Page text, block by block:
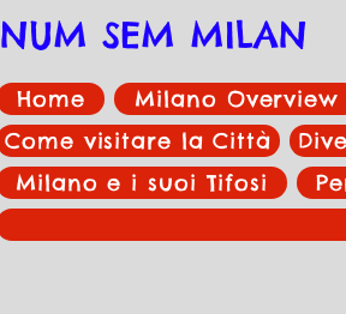
NUM SEM MILAN
Home Milano Overview
Come visitare la Città
Milano e i suoi Tifosi